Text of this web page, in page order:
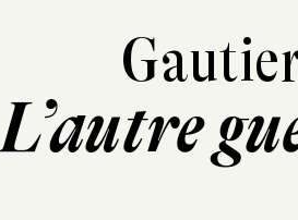
L’autre